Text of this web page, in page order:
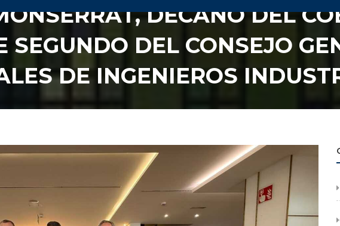
DECANO DEL
SEGUNDO DEL CONSEJO
DE INGENIEROS